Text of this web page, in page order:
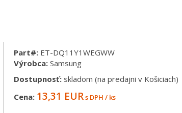
Part#:ET-DQ11Y1WEGWW
Výrobca:Samsung
Dostupnosť:skladom (na predajni v Košiciach)
Cena: 13,31 EURs DPH / ks